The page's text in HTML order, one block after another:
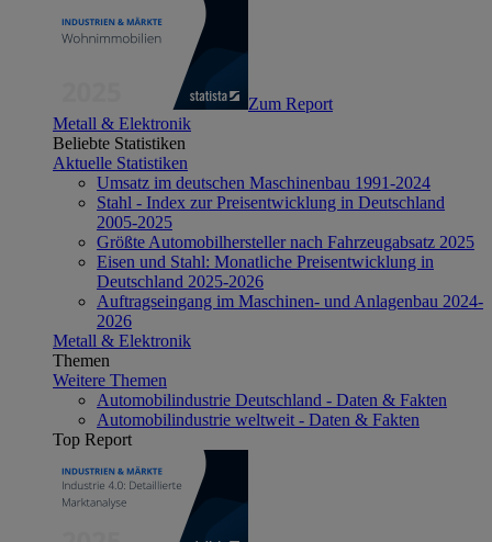
Zum Report
Metall & Elektronik
Beliebte Statistiken
Aktuelle Statistiken
Umsatz im deutschen Maschinenbau 1991-2024
Stahl - Index zur Preisentwicklung in Deutschland
2005-2025
Größte Automobilhersteller nach Fahrzeugabsatz 2025
Eisen und Stahl: Monatliche Preisentwicklung in
Deutschland 2025-2026
Auftragseingang im Maschinen- und Anlagenbau 2024-
2026
Metall & Elektronik
Themen
Weitere Themen
Automobilindustrie Deutschland - Daten & Fakten
Automobilindustrie weltweit - Daten & Fakten
Top Report